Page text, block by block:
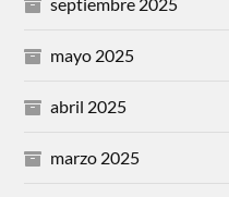
mayo 2025
abril 2025
marzo 2025